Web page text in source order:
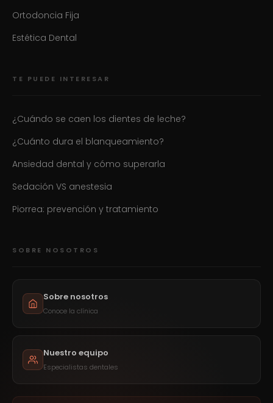
Ortodoncia Fija
Estética Dental
TE PUEDE INTERESAR
¿Cuándo se caen los dientes de leche?
¿Cuánto dura el blanqueamiento?
Ansiedad dental y cómo superarla
Sedación VS anestesia
Piorrea: prevención y tratamiento
SOBRE NOSOTROS
Sobre nosotros
Conoce la clínica
Nuestro equipo
Especialistas dentales